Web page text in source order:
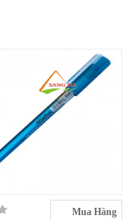
Mua Hàng